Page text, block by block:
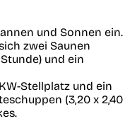
und Sonnen ein.
zwei Saunen
und ein
Stellplatz und ein
(3,20 x 2,40